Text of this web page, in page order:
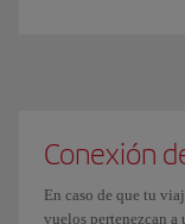
Conexión
En caso de que tu
vuelos pertenezcan a